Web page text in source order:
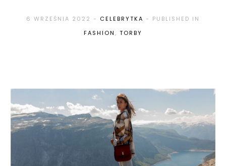
6 WRZEŚNIA 2022 - CELEBRYTKA - PUBLISHED IN
FASHION, TORBY